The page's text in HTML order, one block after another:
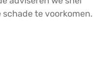
te voorkomen.